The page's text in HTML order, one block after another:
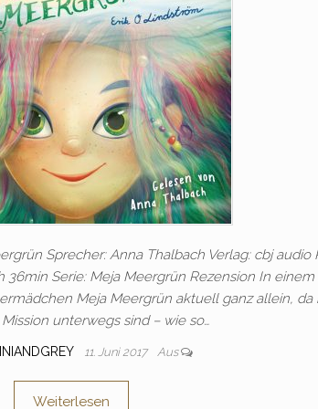
Sprecher: Anna Thalbach Verlag: cbj audio
36min Serie: Meja Meergrün Rezension In
Meja Meergrün aktuell ganz allein, da
unterwegs sind – wie so…
11. Juni 2017 Aus
Weiterlesen